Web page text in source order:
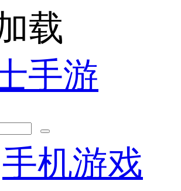
载
手机游戏